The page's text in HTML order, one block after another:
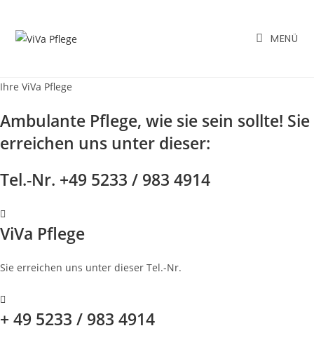
springen
MENÜ
Ihre ViVa Pflege
Ambulante Pflege, wie sie sein sollte! Sie
erreichen uns unter dieser:
Tel.-Nr. +49 5233 / 983 4914
ViVa Pflege
Sie erreichen uns unter dieser Tel.-Nr.
+ 49 5233 / 983 4914